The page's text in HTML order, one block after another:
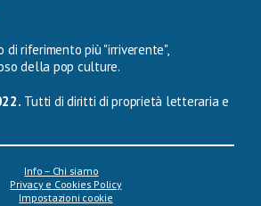
di riferimento più "irriverente",
della pop culture.
Tutti di diritti di proprietà letteraria e
Info – Chi siamo
Privacy e Cookies Policy
Impostazioni cookie